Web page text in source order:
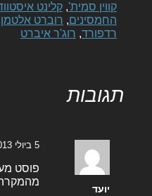
קווין סמית', קלינט
החמסינים, רוברט אלטמן
רדפורד, רוג'ר איברט
תגובות
יועד
5 ביולי 2013 בשעה 10:51
פוסט